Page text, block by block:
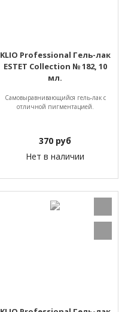
KLIO Professional Гель-лак
ESTET Collection № 182, 10
мл.
Самовыравнивающийся гель-лак с
отличной пигментацией.
370 руб
Нет в наличии